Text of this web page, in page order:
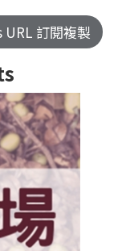
URL 訂閱複製